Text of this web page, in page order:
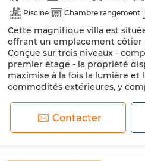
Piscine
Chambre rangement
Salon européen
Climatisation
Cuisine équipée
Cette magnifique villa est
offrant un emplacement côtier
Conçue sur trois niveaux -
premier étage - la propriété
maximise à la fois la lumière et
commodités extérieures, y
Contacter